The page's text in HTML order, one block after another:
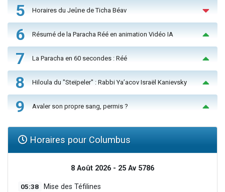
5 Horaires du Jeûne de Ticha Béav
6 Résumé de la Paracha Réé en animation Vidéo IA
7 La Paracha en 60 secondes : Réé
8 Hiloula du "Steïpeler" : Rabbi Ya’acov Israël Kanievsky
9 Avaler son propre sang, permis ?
Horaires pour Columbus
8 Août 2026 - 25 Av 5786
05:38 Mise des Téfilines